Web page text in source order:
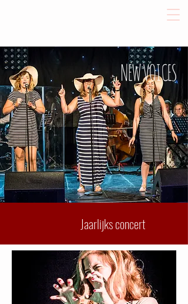
NEW VOICES
Jaarlijks concert